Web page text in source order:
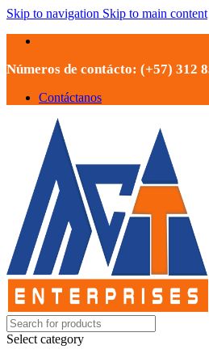
Skip to navigation Skip to main content
Números de contácto: (+57) 312
Contáctanos
Select category